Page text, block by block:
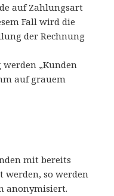
auf Zahlungsart
Fall wird die
der Rechnung
„Kunden
auf grauem
mit bereits
werden, so werden
anonymisiert.